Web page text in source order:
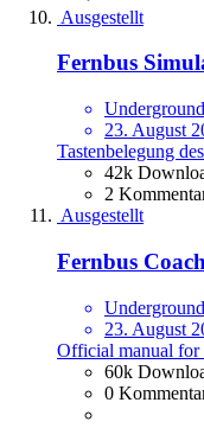
Ausgestellt
Fernbus
23. August
Tastenbelegung
42k
2
Ausgestellt
Fernbus
23. August
Official manual for
60k
0